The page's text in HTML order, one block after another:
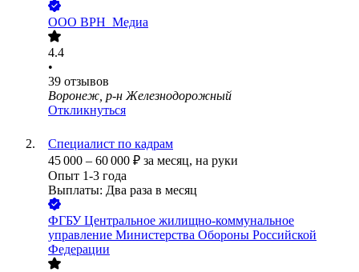
ООО ВРН_Медиа
4.4
•
39 отзывов
Воронеж, р-н Железнодорожный
Откликнуться
Специалист по кадрам
45 000 – 60 000 ₽ за месяц, на руки
Опыт 1-3 года
Выплаты: Два раза в месяц
ФГБУ Центральное жилищно-коммунальное
управление Министерства Обороны Российской
Федерации